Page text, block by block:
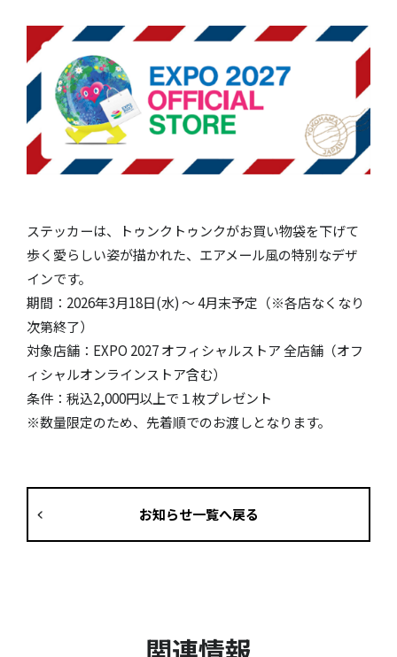
ステッカーは、トゥンクトゥンクがお買い物袋を下げて
歩く愛らしい姿が描かれた、エアメール風の特別なデザ
インです。
期間：2026年3月18日(水) ～ 4月末予定（※各店なくなり
次第終了）
対象店舗：EXPO 2027 オフィシャルストア 全店舗（オフ
ィシャルオンラインストア含む）
条件：税込2,000円以上で１枚プレゼント
※数量限定のため、先着順でのお渡しとなります。
お知らせ一覧へ戻る